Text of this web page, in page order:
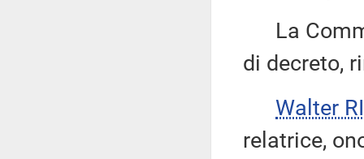
La
di decreto,
Walter
relatrice,